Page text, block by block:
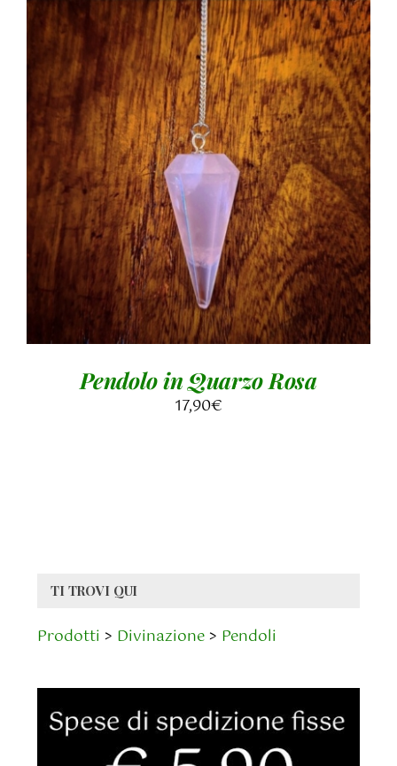
AGGIUNGI AL CARRELLO / DETTAGLI
Pendolo in Quarzo Rosa
17,90€
TI TROVI QUI
Prodotti > Divinazione > Pendoli